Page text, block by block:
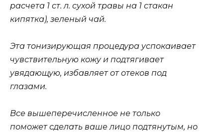
расчета 1 ст. л. сухой травы на 1 стакан
кипятка), зеленый чай.
Эта тонизирующая процедура успокаивает
чувствительную кожу и подтягивает
увядающую, избавляет от отеков под
глазами.
Все вышеперечисленное не только
поможет сделать ваше лицо подтянутым, но